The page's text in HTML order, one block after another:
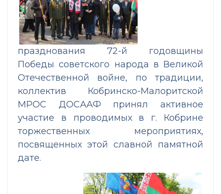
празднования 72-й годовщины
Победы советского народа в Великой
Отечественной войне, по традиции,
коллектив Кобринско-Малоритской
МРОС ДОСААФ принял активное
участие в проводимых в г. Кобрине
торжественных мероприятиях,
посвященных этой славной памятной
дате.